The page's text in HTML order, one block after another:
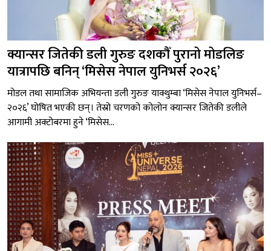
क्यान्सर जितेकी डली गुरुङ दशकौँ पुरानो मोडलिङ
यात्रापछि बनिन् ‘मिसेस नेपाल युनिभर्स २०२६’
मोडल तथा सामाजिक अभियन्ता डली गुरुङ याक्थुम्बा ‘मिसेस नेपाल युनिभर्स–
२०२६’ घोषित भएकी छन्। तेस्रो चरणको कोलोन क्यान्सर जितेकी डलीले
आगामी अक्टोबरमा हुने ‘मिसेस...